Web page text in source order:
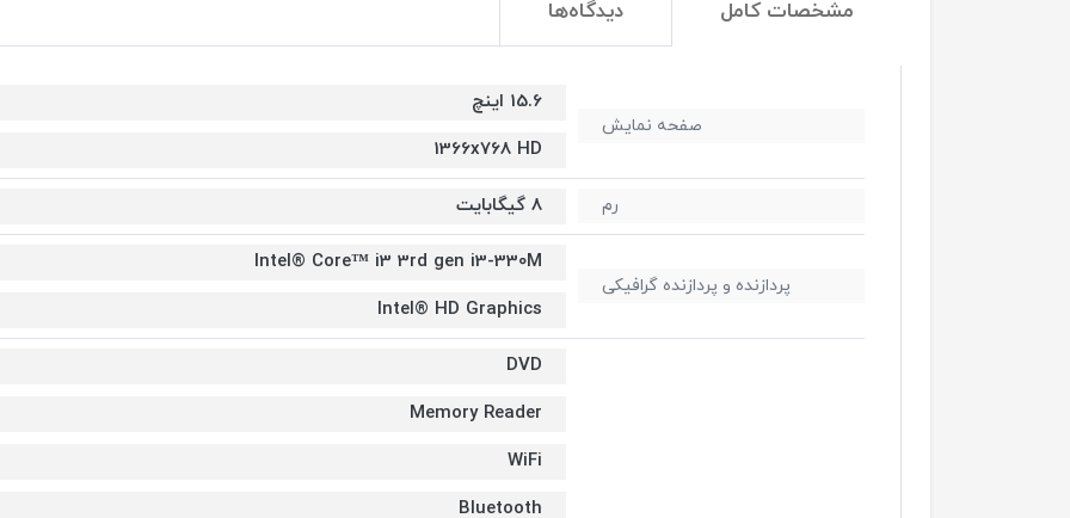
مشخصات کامل دیدگاه‌ها
صفحه نمایش
15.6 اینچ
1366x768 HD
رم 8 گیگابایت
پردازنده و پردازنده گرافیکی
Intel® Core™ i3 3rd gen i3-330M
Intel® HD Graphics
DVD
Memory Reader
WiFi
Bluetooth